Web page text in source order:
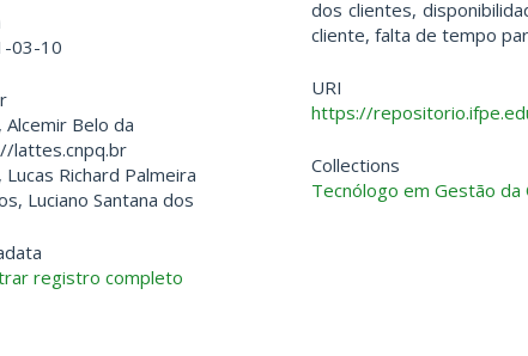
03-10
Alcemir Belo da
lattes.cnpq.br
Lucas Richard Palmeira
Luciano Santana dos
registro completo
dos clientes,
cliente, falta de tempo
URI
https://
Collections
Tecnólogo em Gestão da